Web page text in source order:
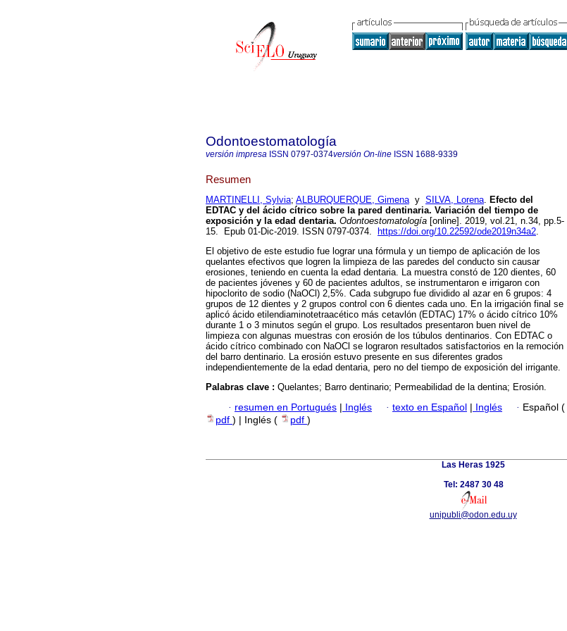
Odontoestomatología
versión impresa ISSN 0797-0374versión On-line ISSN 1688-9339
Resumen
MARTINELLI, Sylvia; ALBURQUERQUE, Gimenay SILVA, Lorena. Efecto del
EDTAC y del ácido cítrico sobre la pared dentinaria. Variación del tiempo de
exposición y la edad dentaria. Odontoestomatología [online]. 2019, vol.21, n.34, pp.5-
15. Epub 01-Dic-2019. ISSN 0797-0374.
https://doi.org/10.22592/ode2019n34a2.
El objetivo de este estudio fue lograr una fórmula y un tiempo de aplicación de los
quelantes efectivos que logren la limpieza de las paredes del conducto sin causar
erosiones, teniendo en cuenta la edad dentaria. La muestra constó de 120 dientes, 60
de pacientes jóvenes y 60 de pacientes adultos, se instrumentaron e irrigaron con
hipoclorito de sodio (NaOCl) 2,5%. Cada subgrupo fue dividido al azar en 6 grupos: 4
grupos de 12 dientes y 2 grupos control con 6 dientes cada uno. En la irrigación final se
aplicó ácido etilendiaminotetraacético más cetavlón (EDTAC) 17% o ácido cítrico 10%
durante 1 o 3 minutos según el grupo. Los resultados presentaron buen nivel de
limpieza con algunas muestras con erosión de los túbulos dentinarios. Con EDTAC o
ácido cítrico combinado con NaOCl se lograron resultados satisfactorios en la remoción
del barro dentinario. La erosión estuvo presente en sus diferentes grados
independientemente de la edad dentaria, pero no del tiempo de exposición del irrigante.
Palabras clave : Quelantes; Barro dentinario; Permeabilidad de la dentina; Erosión.
· resumen en Portugués | Inglés · texto en Español | Inglés · Español (
pdf ) | Inglés ( pdf )
Las Heras 1925
Tel: 2487 30 48
unipubli@odon.edu.uy